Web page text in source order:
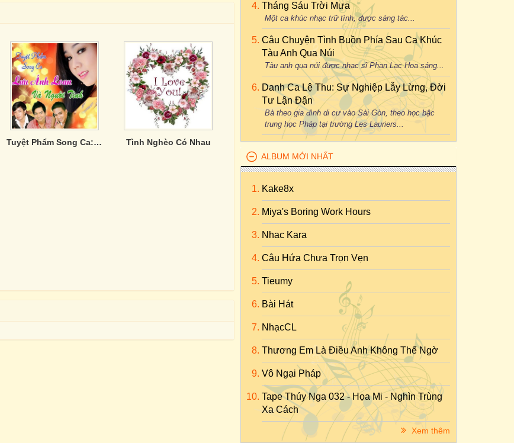
Tuyệt Phẩm Song Ca: Lưu Ánh Loan Và Người Tình Tình Nghèo Có Nhau
Tháng Sáu Trời Mưa
Một ca khúc nhạc trữ tình, được sáng tác...
Câu Chuyện Tình Buồn Phía Sau Ca Khúc
Tàu Anh Qua Núi
Tàu anh qua núi được nhạc sĩ Phan Lạc Hoa sáng...
Danh Ca Lệ Thu: Sự Nghiệp Lẫy Lừng, Đời
Tư Lận Đận
Bà theo gia đình di cư vào Sài Gòn, theo học bậc
trung học Pháp tại trường Les Lauriers...
ALBUM MỚI NHẤT
Kake8x
Miya's Boring Work Hours
Nhac Kara
Câu Hứa Chưa Trọn Vẹn
Tieumy
Bài Hát
NhạcCL
Thương Em Là Điều Anh Không Thể Ngờ
Vô Ngại Pháp
Tape Thúy Nga 032 - Họa Mi - Nghìn Trùng
Xa Cách
Xem thêm